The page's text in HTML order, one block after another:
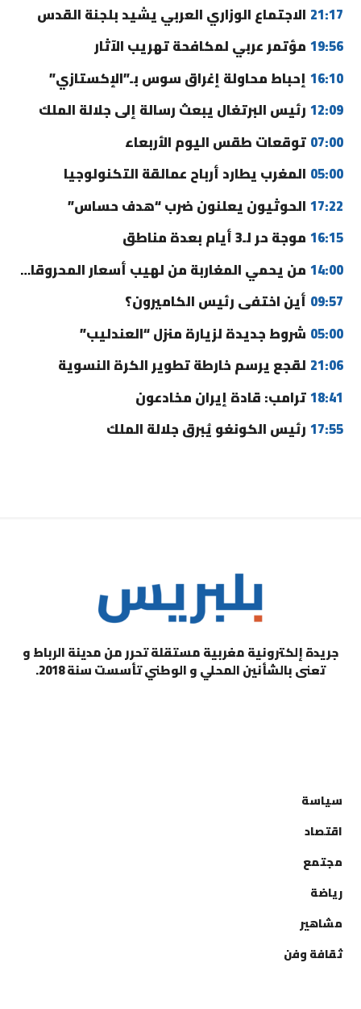
21:17 الاجتماع الوزاري العربي يشيد بلجنة القدس
19:56 مؤتمر عربي لمكافحة تهريب الآثار
16:10 إحباط محاولة إغراق سوس بـ”الإكستازي”
12:09 رئيس البرتغال يبعث رسالة إلى جلالة الملك
07:00 توقعات طقس اليوم الأربعاء
05:00 المغرب يطارد أرباح عمالقة التكنولوجيا
17:22 الحوثيون يعلنون ضرب “هدف حساس”
16:15 موجة حر لـ3 أيام بعدة مناطق
14:00 من يحمي المغاربة من لهيب أسعار المحروقات؟
09:57 أين اختفى رئيس الكاميرون؟
05:00 شروط جديدة لزيارة منزل “العندليب”
21:06 لقجع يرسم خارطة تطوير الكرة النسوية
18:41ترامب: قادة إيران مخادعون
17:55 رئيس الكونغو يُبرق جلالة الملك
جريدة إلكترونية مغربية مستقلة تحرر من مدينة الرباط و
تعنى بالشأنين المحلي و الوطني تأسست سنة 2018.
سياسة
اقتصاد
مجتمع
رياضة
مشاهير
ثقافة وفن